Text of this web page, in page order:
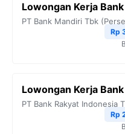
Lowongan Kerja
PT Bank Mandiri Tbk
Rp
Lowongan Kerja
PT Bank Rakyat Indonesia
Rp